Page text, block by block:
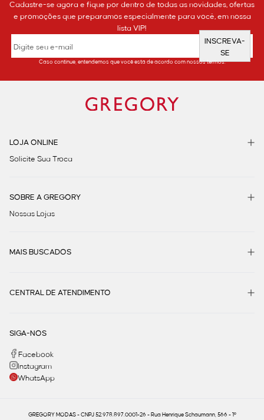
Cadastre-se agora e fique por dentro de todas as novidades, ofertas
e promoções que preparamos especialmente para você, em nossa
lista VIP!
INSCREVA-
SE
Caso continue, entendemos que você está de acordo com nossos termos.
LOJA ONLINE
Solicite Sua Troca
SOBRE A GREGORY
Nossas Lojas
MAIS BUSCADOS
CENTRAL DE ATENDIMENTO
SIGA-NOS
Facebook
Instagram
WhatsApp
GREGORY MODAS - CNPJ 52.978.897.0001-26 - Rua Henrique Schaumann, 566 - 1º